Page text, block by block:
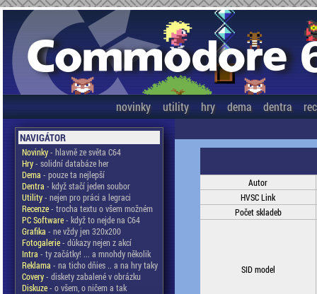
novinky utility hry dema dentra
NAVIGÁTOR
Novinky- hlavně ze světa C64
Hry- solidní databáze her
Dema - pouze ta nejlepší
Dentra - když stačí jeden soubor
Utility- nejen pro práci a legraci
Recenze- trocha textu o všem možném
PC Software- když to nejde na C64
Grafika - ne vždy jen 320x200
Fotogalerie- důkazy nejen z akcí
Intra - ty začátky! ... a mnohdy několik
Reklama - na ticho dňies .. a na hry taky
Covery- diskety zabalené v obrázku
Diskuze- o všem, o ničem a tak
Autor
HVSC Link
Počet skladeb
SID model